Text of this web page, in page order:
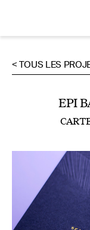
< TOUS LES
EPI